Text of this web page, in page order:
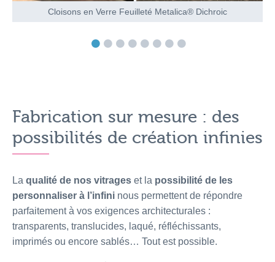
Cloisons en Verre Feuilleté Metalica® Dichroic
Fabrication sur mesure : des
possibilités de création infinies
La qualité de nos vitrages et la possibilité de les
personnaliser à l’infini nous permettent de répondre
parfaitement à vos exigences architecturales :
transparents, translucides, laqué, réfléchissants,
imprimés ou encore sablés… Tout est possible.